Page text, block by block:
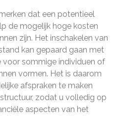
dat een potentieel
de mogelijk hoge kosten
zijn. Het inschakelen van
kan gepaard gaan met
voor sommige individuen of
vormen. Het is daarom
afspraken te maken
zodat u volledig op
aspecten van het